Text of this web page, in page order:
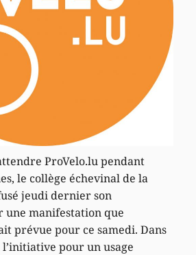
ProVelo.lu pendant
le collège échevinal de la
jeudi dernier son
une manifestation que
prévue pour ce samedi. Dans
pour un usage